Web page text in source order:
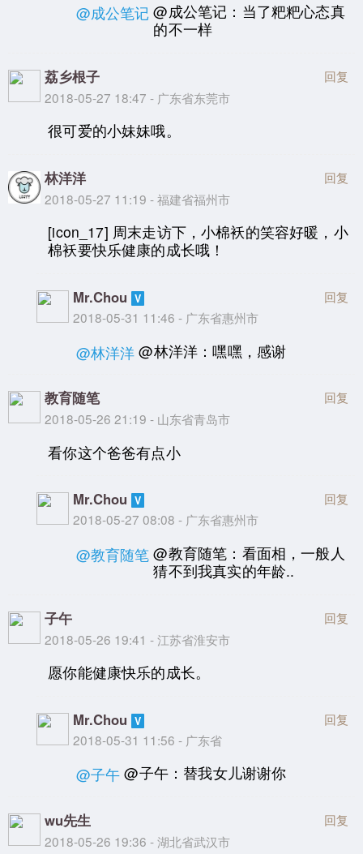
@成公笔记 @成公笔记：当了粑粑心态真
的不一样
荔乡根子
2018-05-27 18:47 - 广东省东莞市
回复
很可爱的小妹妹哦。
林洋洋
2018-05-27 11:19 - 福建省福州市
回复
[icon_17] 周末走访下，小棉袄的笑容好暖，小
棉袄要快乐健康的成长哦！
Mr.Chou
2018-05-31 11:46 - 广东省惠州市
回复
@林洋洋 @林洋洋：嘿嘿，感谢
教育随笔
2018-05-26 21:19 - 山东省青岛市
回复
看你这个爸爸有点小
Mr.Chou
2018-05-27 08:08 - 广东省惠州市
回复
@教育随笔 @教育随笔：看面相，一般人
猜不到我真实的年龄..
子午
2018-05-26 19:41 - 江苏省淮安市
回复
愿你能健康快乐的成长。
Mr.Chou
2018-05-31 11:56 - 广东省
回复
@子午 @子午：替我女儿谢谢你
wu先生
2018-05-26 19:36 - 湖北省武汉市
回复